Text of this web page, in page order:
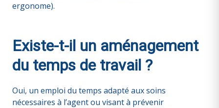
ergonome).
Existe-t-il un aménagement
du temps de travail ?
Oui, un emploi du temps adapté aux soins
nécessaires à l’agent ou visant à prévenir